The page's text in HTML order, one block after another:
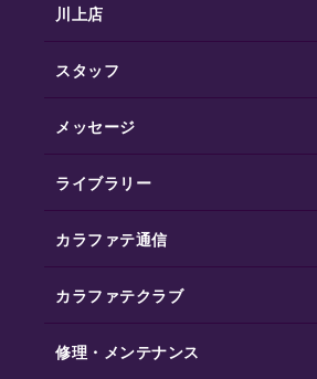
川上店
スタッフ
メッセージ
ライブラリー
カラファテ通信
カラファテクラブ
修理・メンテナンス